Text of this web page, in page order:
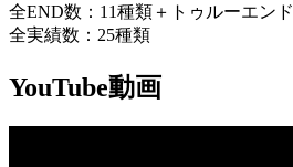
全END数：11種類＋トゥルーエンド
全実績数：25種類
YouTube動画